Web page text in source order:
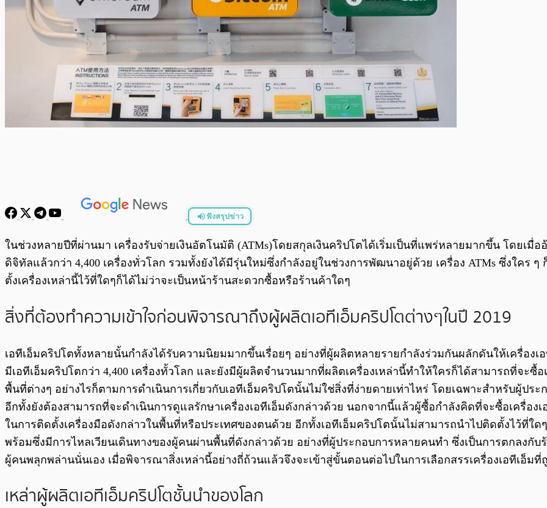
ฟังสรุปข่าว
พร้อมเล่น
ในช่วงหลายปีที่ผ่านมา เครื่องรับจ่ายเงินอัตโนมัติ (ATMs)โดยสกุลเงินคริปโตได้เริ่มเป็นที่แพร่หลายมากขึ้น โดยเมื่
ดิจิทัลแล้วกว่า 4,400 เครื่องทั่วโลก รวมทั้งยังได้มีรุ่นใหม่ซึ่งกำลังอยู่ในช่วงการพัฒนาอยู่ด้วย เครื่อง ATMs ซึ่งใคร
ตั้งเครื่องเหล่านี้ไว้ที่ใดๆก็ได้ไม่ว่าจะเป็นหน้าร้านสะดวกซื้อหรือร้านค้าใดๆ
สิ่งที่ต้องทำความเข้าใจก่อนพิจารณาถึงผู้ผลิตเอทีเอ็มคริปโตต่างๆในปี 2019
เอทีเอ็มคริปโตทั้งหลายนั้นกำลังได้รับความนิยมมากขึ้นเรื่อยๆ อย่างที่ผู้ผลิตหลายรายกำลังร่วมกันผลักดันให้เครื่อง
มีเอทีเอ็มคริปโตกว่า 4,400 เครื่องทั้วโลก และยังมีผู้ผลิตจำนวนมากที่ผลิตเครื่องเหล่านี้ทำให้ใครก็ได้สามารถที่จะซื้
พื้นที่ต่างๆ อย่างไรก็ตามการดำเนินการเกี่ยวกับเอทีเอ็มคริปโตนั้นไม่ใช่สิ่งที่ง่ายดายเท่าไหร่ โดยเฉพาะสำหรับผู้ปร
อีกทั้งยังต้องสามารถที่จะดำเนินการดูแลรักษาเครื่องเอทีเอ็มดังกล่าวด้วย นอกจากนี้แล้วผู้ซื้อกำลังคิดที่จะซื้อเครื่อง
ในการติดตั้งเครื่องมือดังกล่าวในพื้นที่หรือประเทศของตนด้วย อีกทั้งเอทีเอ็มคริปโตนั้นไม่สามารถนำไปติดตั้งไว้ที่
พร้อมซึ่งมีการไหลเวียนเดินทางของผู้คนผ่านพื้นที่ดังกล่าวด้วย อย่างที่ผู้ประกอบการหลายคนทำ ซึ่งเป็นการตกลงกั
ผู้คนพลุกพล่านนั่นเอง เมื่อพิจารณาสิ่งเหล่านี้อย่างถี่ถ้วนแล้วจึงจะเข้าสู่ขั้นตอนต่อไปในการเลือกสรรเครื่องเอทีเอ็มที่
เหล่าผู้ผลิตเอทีเอ็มคริปโตชั้นนำของโลก